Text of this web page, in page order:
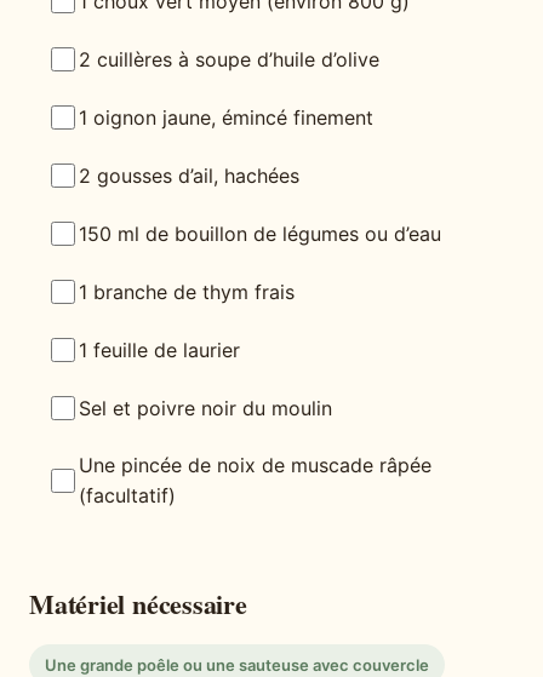
2 cuillères à soupe d’huile d’olive
1 oignon jaune, émincé finement
2 gousses d’ail, hachées
150 ml de bouillon de légumes ou d’eau
1 branche de thym frais
1 feuille de laurier
Sel et poivre noir du moulin
Une pincée de noix de muscade râpée
(facultatif)
Matériel nécessaire
Une grande poêle ou une sauteuse avec couvercle